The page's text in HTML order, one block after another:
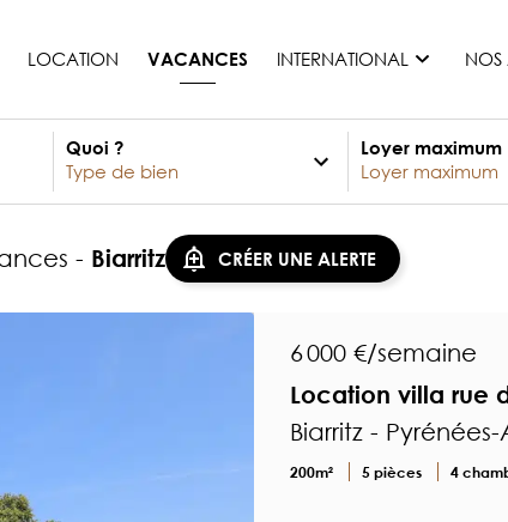
LOCATION VACANCES INTERNATIONAL
France
Maurice
Monaco
Maroc
Etats-unis
Suisse
Tous les pays
NOS
Quoi ? Loyer maximum
- Biarritz CRÉER UNE ALERTE
6 000 €/semaine
Location villa rue
Biarritz -
200m² 5 pièces 4